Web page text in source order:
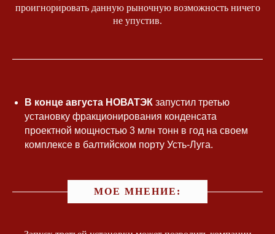
проигнорировать данную рыночную возможность ничего
не упустив.
В конце августа НОВАТЭК запустил третью
установку фракционирования конденсата
проектной мощностью 3 млн тонн в год на своем
комплексе в балтийском порту Усть-Луга.
МОЕ МНЕНИЕ: